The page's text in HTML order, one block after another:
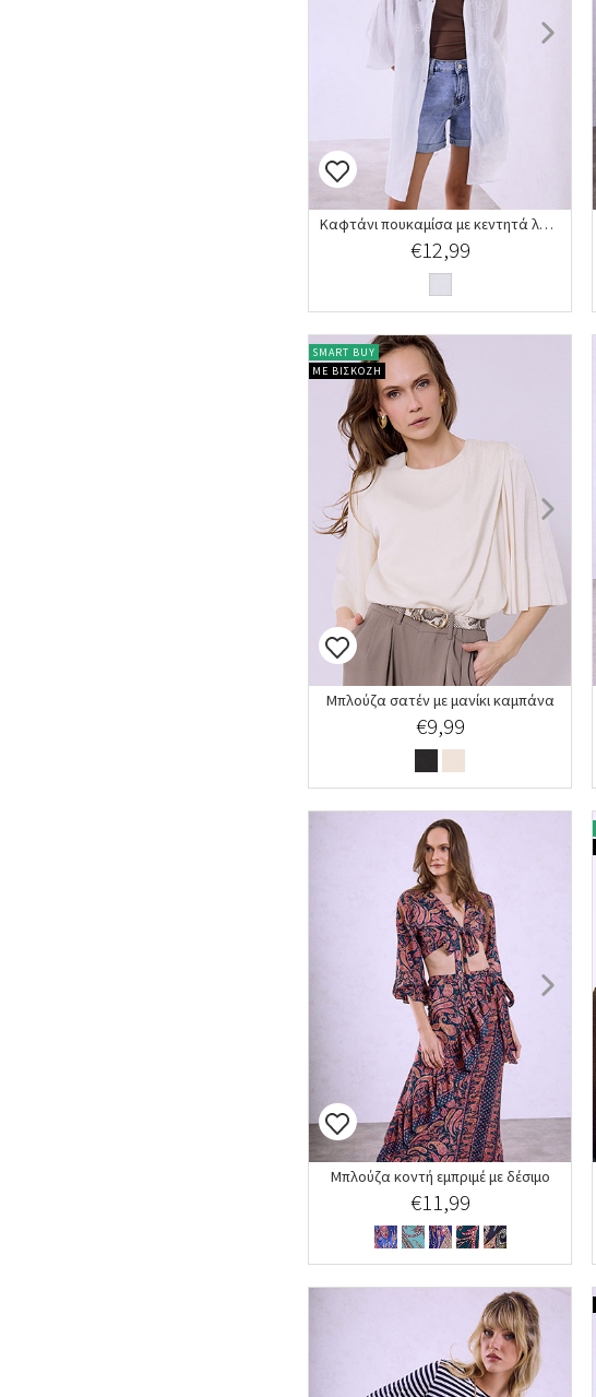
Καφτάνι πουκαμίσα με κεντητά λαχούρια
€12,99
SMART BUY
ΜΕ ΒΙΣΚΟΖΗ
Μπλούζα σατέν με μανίκι καμπάνα
€9,99
Μπλούζα κοντή εμπριμέ με δέσιμο
€11,99